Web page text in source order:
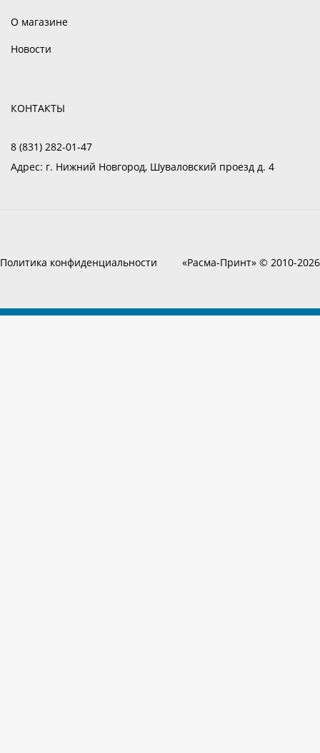
О магазине
Новости
КОНТАКТЫ
8 (831) 282-01-47
Адрес: г. Нижний Новгород, Шуваловский проезд д. 4
Политика конфиденциальности «Расма-Принт» © 2010-2026